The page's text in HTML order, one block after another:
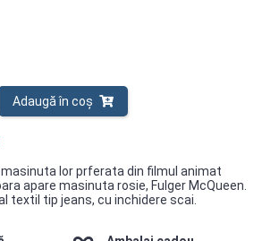
Adaugă în coș
lor prferata din filmul animat
apare masinuta rosie, Fulger McQueen.
textil tip jeans, cu inchidere scai.